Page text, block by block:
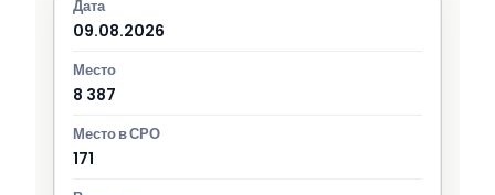
09.08.2026
8 387
171